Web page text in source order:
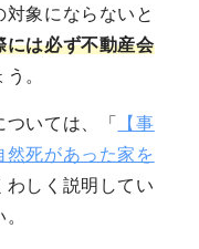
象にならないと
には必ず不動産会
。
いては、「
【事
死があった家を
わしく説明してい